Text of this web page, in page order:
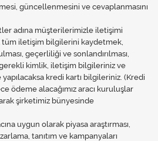
güncellenmesini ve cevaplanmasını
adına müşterilerimizle iletişimi
tüm iletişim bilgilerini kaydetmek,
geçerliliği ve sonlandırılması,
kimlik, iletişim bilgileriniz ve
kredi kartı bilgileriniz. (Kredi
ödeme alacağımız aracı kuruluşlar
şirketimiz bünyesinde
uygun olarak piyasa araştırması,
tanıtım ve kampanyaları